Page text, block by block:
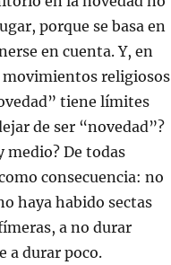
porque se basa en
en cuenta. Y, en
movimientos religiosos
tiene límites
de ser “novedad”?
medio? De todas
consecuencia: no
haya habido sectas
a no durar
a durar poco.